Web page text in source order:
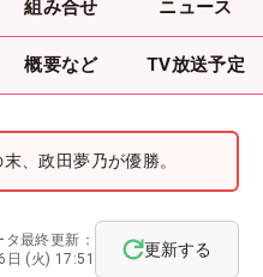
組み合せ ニュース
概要など TV放送予定
、政田夢乃が優勝。
タ最終更新：
日 (火) 17:51
更新する